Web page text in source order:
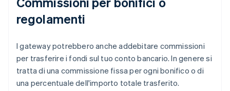
regolamenti
I gateway potrebbero anche addebitare commissioni
per trasferire i fondi sul tuo conto bancario. In genere si
tratta di una commissione fissa per ogni bonifico o di
una percentuale dell'importo totale trasferito.